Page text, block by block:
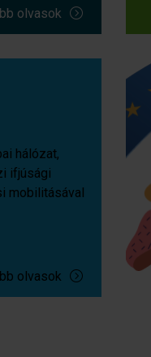
olvasok
hálózat,
ifjúsági
mobilitásával
olvasok